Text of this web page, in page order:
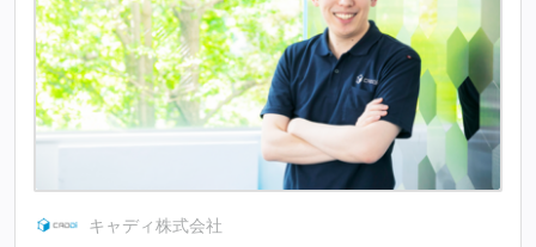
キャディ株式会社